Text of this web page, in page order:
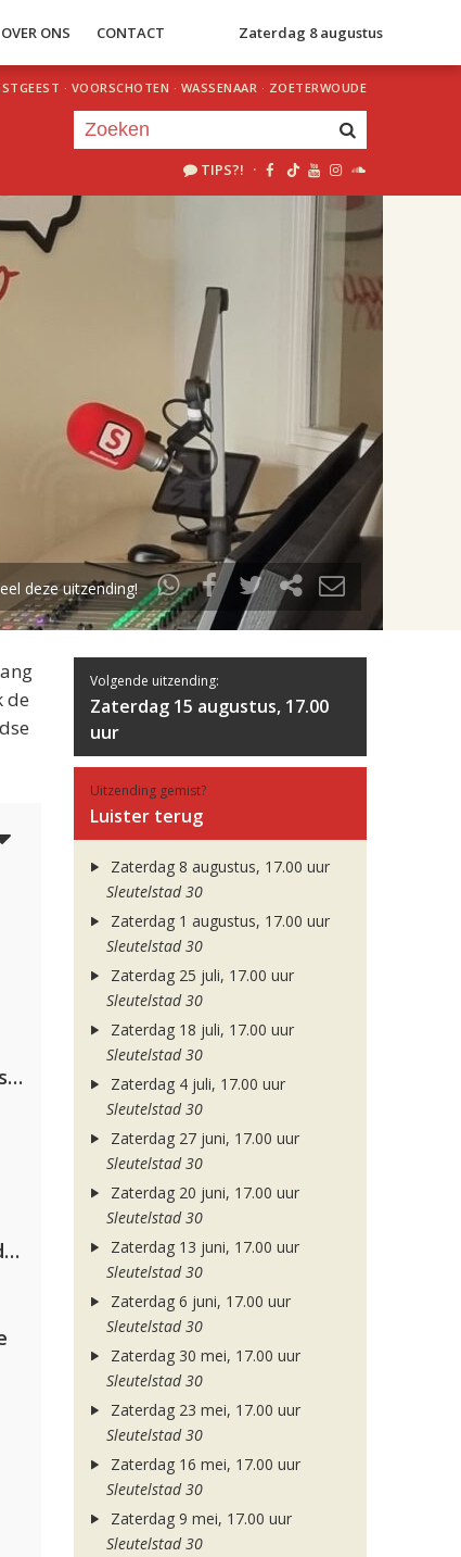
OVER ONS CONTACT Zaterdag 8 augustus
· VOORSCHOTEN · WASSENAAR · ZOETERWOUDE
TIPS?! ·
uur 1 van 2
Volgend uur
deze uitzending!
de
David Guetta & Alesso feat. Madison Love
Clean Bandit, Anne-Marie & David Guetta
Volgende uitzending:
Zaterdag 15 augustus, 17.00
uur
Uitzending gemist?
Luister terug
Zaterdag 8 augustus, 17.00 uur
Sleutelstad 30
Zaterdag 1 augustus, 17.00 uur
Sleutelstad 30
Zaterdag 25 juli, 17.00 uur
Sleutelstad 30
Zaterdag 18 juli, 17.00 uur
Sleutelstad 30
Zaterdag 4 juli, 17.00 uur
Sleutelstad 30
Zaterdag 27 juni, 17.00 uur
Sleutelstad 30
Zaterdag 20 juni, 17.00 uur
Sleutelstad 30
Zaterdag 13 juni, 17.00 uur
Sleutelstad 30
Zaterdag 6 juni, 17.00 uur
Sleutelstad 30
Zaterdag 30 mei, 17.00 uur
Sleutelstad 30
Zaterdag 23 mei, 17.00 uur
Sleutelstad 30
Zaterdag 16 mei, 17.00 uur
Sleutelstad 30
Zaterdag 9 mei, 17.00 uur
Sleutelstad 30